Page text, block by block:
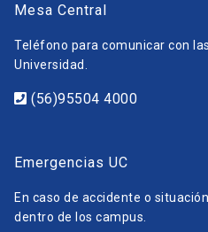
Mesa Central
Teléfono para comunicar con
Universidad.
(56)95504 4000
Emergencias UC
En caso de accidente o
dentro de los campus.